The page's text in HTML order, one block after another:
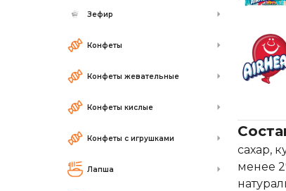
Зефир
Конфеты
Конфеты жевательные
Конфеты кислые
Конфеты с игрушками
Лапша
сахар,
менее